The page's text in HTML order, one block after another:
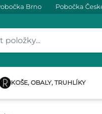
Brno Pobočka
KOŠE, OBALY, TRUHLÍKY